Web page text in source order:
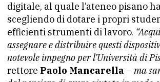
digitale, al quale l’ateneo pisano
scegliendo di dotare i propri
efficienti strumenti di lavoro.
assegnare e distribuire questi
notevole impegno per l’Università di
rettore Paolo Mancarella – ma